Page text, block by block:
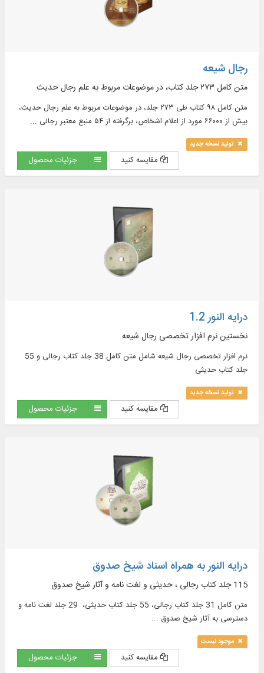
رجال شیعه
متن کامل ۲۷۳ جلد کتاب، در موضوعات مربوط به علم رجال حدیث
متن کامل ۹۸ کتاب طی ۲۷۳ جلد، در موضوعات مربوط به علم رجال حدیث،
بیش از ۶۶۰۰۰ مورد از اعلام اشخاص، برگرفته از ۵۴ منبع معتبر رجالی ...
تولید نسخه جدید
مقایسه کنید جزئیات محصول
درایه النور 1.2
نخستین نرم افزار تخصصی رجال شیعه
نرم ‏افزار تخصصى رجال شيعه شامل متن كامل 38 جلد كتاب رجالى و 55
جلد كتاب حديثى
تولید نسخه جدید
مقایسه کنید جزئیات محصول
درایه النور به همراه اسناد شیخ صدوق
115 جلد کتاب رجالی ، حدیثی و لغت نامه و آثار شیخ صدوق
متن كامل 31 جلد كتاب رجالی، 55 جلد كتاب حدیثی، 29 جلد لغت‌ نامه و
دسترسی به آثار شیخ صدوق ...
موجود نیست
مقایسه کنید جزئیات محصول